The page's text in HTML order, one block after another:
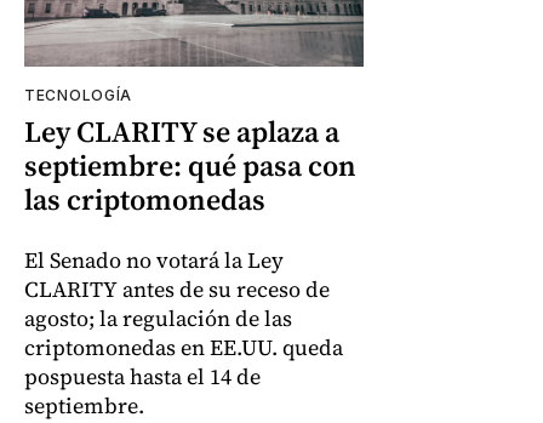
TECNOLOGÍA
Ley CLARITY se aplaza a
septiembre: qué pasa con
las criptomonedas
El Senado no votará la Ley
CLARITY antes de su receso de
agosto; la regulación de las
criptomonedas en EE.UU. queda
pospuesta hasta el 14 de
septiembre.